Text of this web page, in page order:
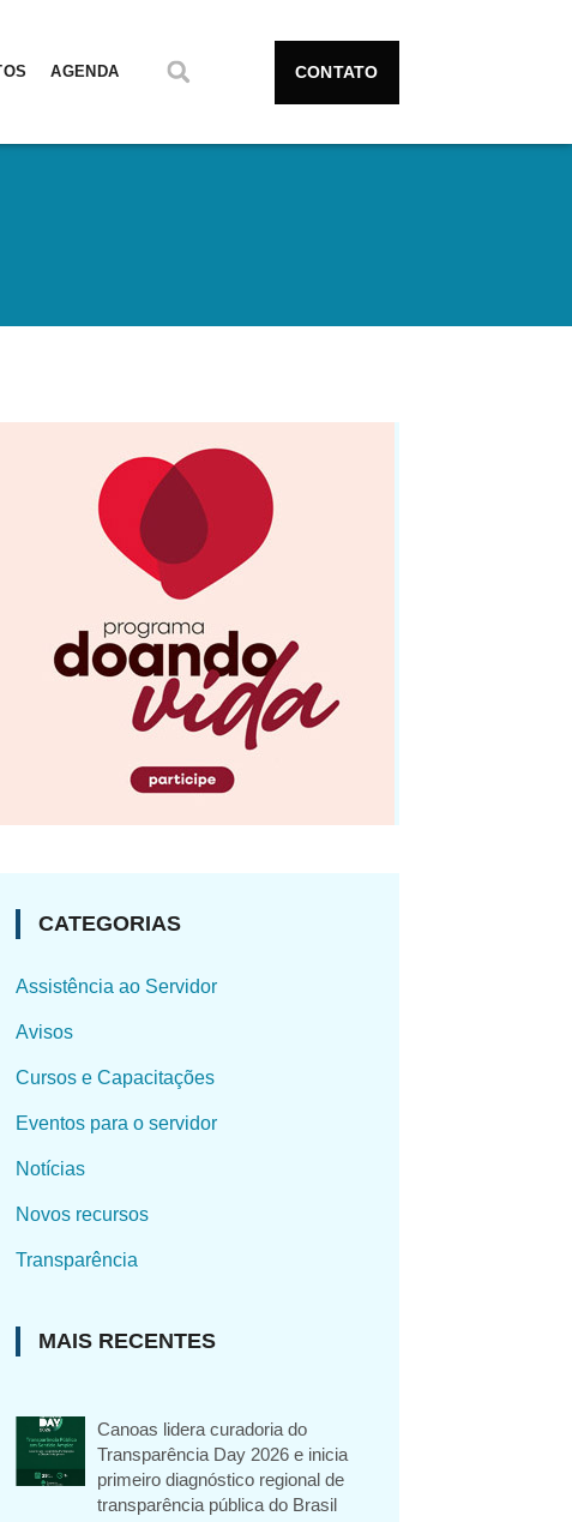
AGENDA CONTATO
CATEGORIAS
Assistência ao Servidor
Avisos
Cursos e Capacitações
Eventos para o servidor
Notícias
Novos recursos
Transparência
MAIS RECENTES
Canoas lidera curadoria do
Transparência Day 2026 e inicia
primeiro diagnóstico regional de
transparência pública do Brasil